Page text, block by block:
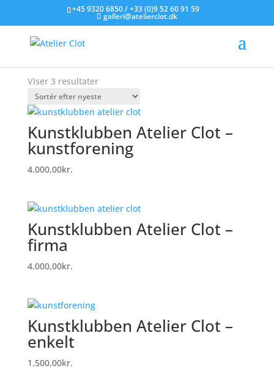
+45 9320 6850 / +33 (0)9 52 60 91 59
galleri@atelierclot.dk
Forside/Litografier til salg
Viser 3 resultaterSorteret
efter
seneste
Kunstklubben Atelier Clot –
kunstforening
4.000,00kr.
Kunstklubben Atelier Clot –
firma
4.000,00kr.
Kunstklubben Atelier Clot –
enkelt
1.500,00kr.